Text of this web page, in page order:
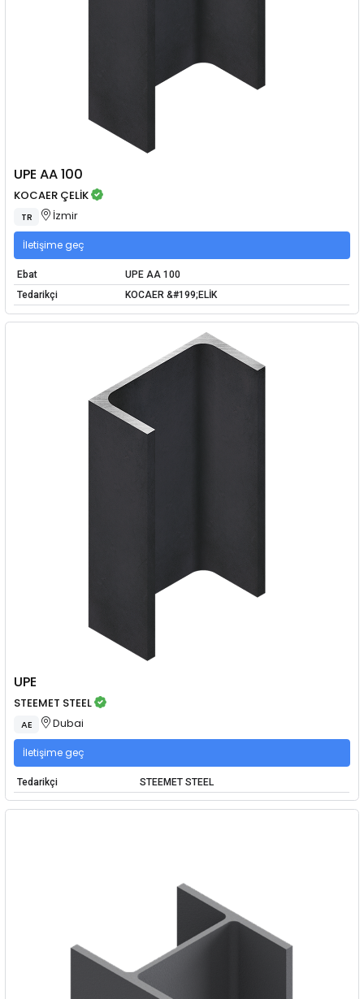
UPE AA 100
KOCAER ÇELİK
TR İzmir
İletişime geç
Ebat
UPE AA 100
Tedarikçi
KOCAER &#199;ELİK
UPE
STEEMET STEEL
AE Dubai
İletişime geç
Tedarikçi STEEMET STEEL